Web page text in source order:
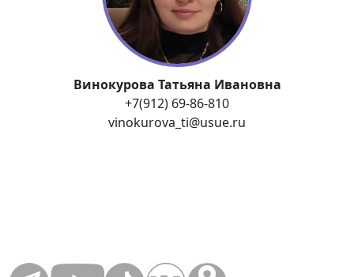
Винокурова Татьяна Ивановна
+7(912) 69-86-810
vinokurova_ti@usue.ru